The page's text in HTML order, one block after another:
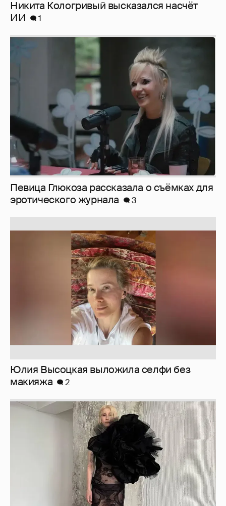
Никита Кологривый высказался насчёт
ИИ
1
Певица Глюкоза рассказала о съёмках для
эротического журнала
3
Юлия Высоцкая выложила селфи без
макияжа
2